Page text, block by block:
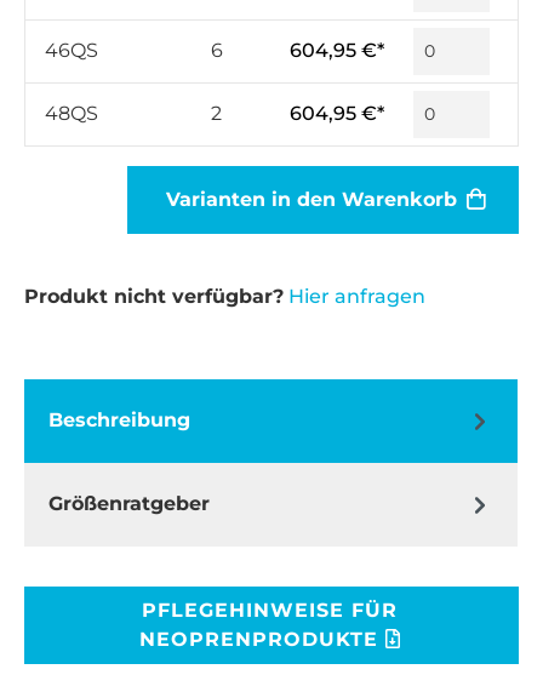
46QS 6 604,95 €*
48QS 2 604,95 €*
Varianten in den Warenkorb
Produkt nicht verfügbar? Hier anfragen
Beschreibung
Größenratgeber
PFLEGEHINWEISE FÜR
NEOPRENPRODUKTE